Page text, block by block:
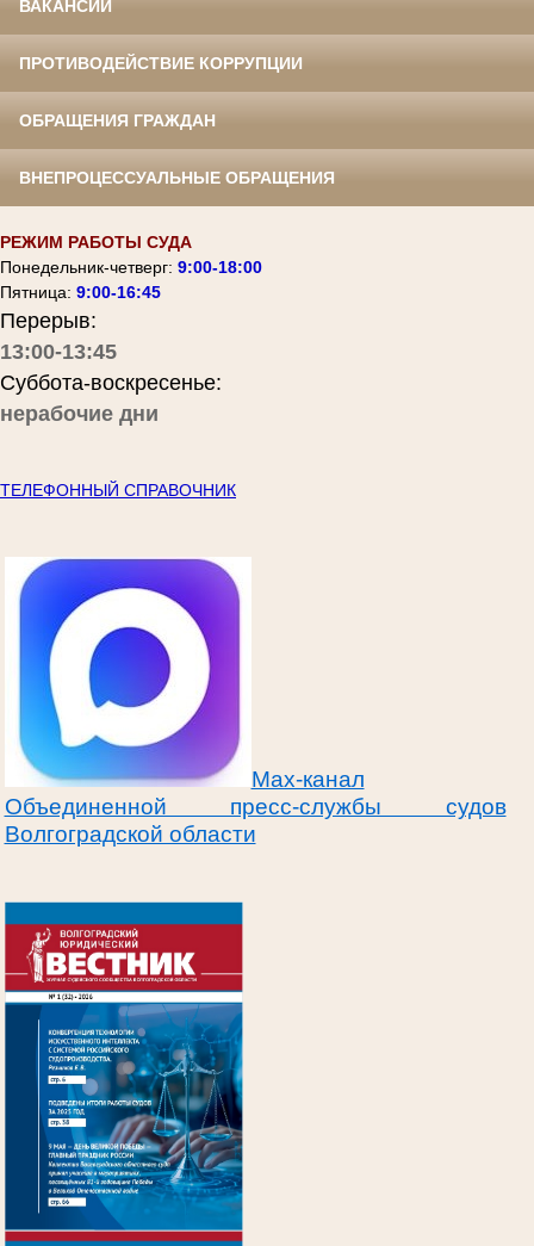
ВАКАНСИИ
ПРОТИВОДЕЙСТВИЕ КОРРУПЦИИ
ОБРАЩЕНИЯ ГРАЖДАН
ВНЕПРОЦЕССУАЛЬНЫЕ ОБРАЩЕНИЯ
РЕЖИМ РАБОТЫ СУДА
Понедельник-четверг: 9:00-18:00
Пятница: 9:00-16:45
Перерыв:
13:00-13:45
Суббота-воскресенье:
нерабочие дни
ТЕЛЕФОННЫЙ СПРАВОЧНИК
Max-канал
Объединенной пресс-службы судов
Волгоградской области